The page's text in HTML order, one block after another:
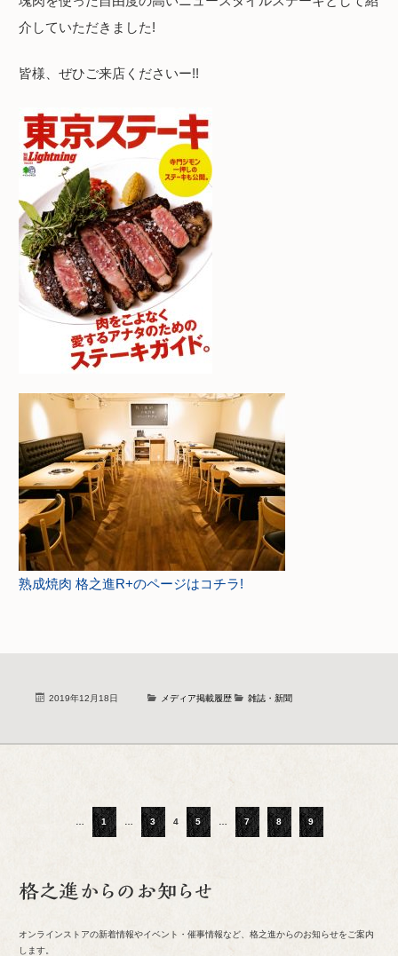
介していただきました!
皆様、ぜひご来店くださいー!!
熟成焼肉 格之進R+のページはコチラ!
2019年12月18日 メディア掲載履歴 雑誌・新聞
1 3 4 5 7 8 9
オンラインストアの新着情報やイベント・催事情報など、格之進からのお知らせをご案内
します。